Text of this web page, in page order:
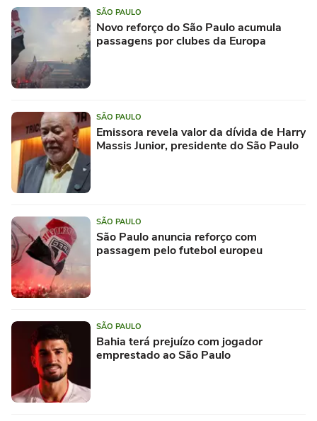
SÃO PAULO
Novo reforço do São Paulo acumula
passagens por clubes da Europa
SÃO PAULO
Emissora revela valor da dívida de Harry
Massis Junior, presidente do São Paulo
SÃO PAULO
São Paulo anuncia reforço com
passagem pelo futebol europeu
SÃO PAULO
Bahia terá prejuízo com jogador
emprestado ao São Paulo